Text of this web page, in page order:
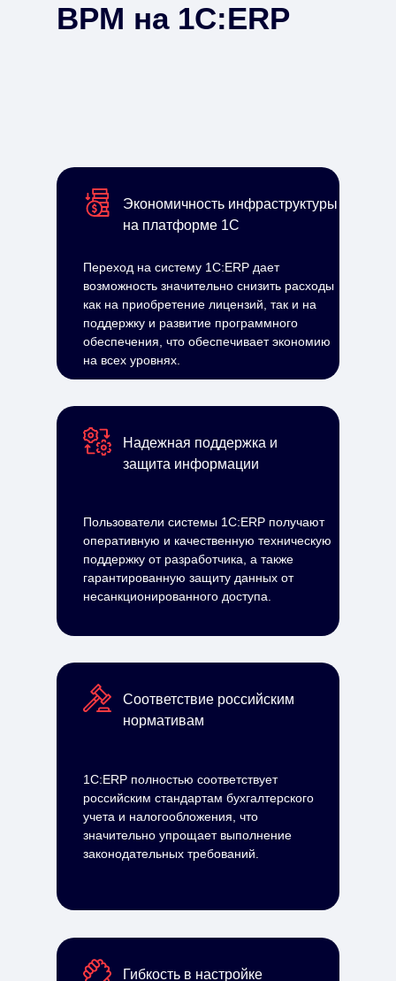
Экономичность инфраструктуры
на платформе 1С
Переход на систему 1С:ERP дает
возможность значительно снизить расходы
как на приобретение лицензий, так и на
поддержку и развитие программного
обеспечения, что обеспечивает экономию
на всех уровнях.
BPM на 1С:ERP
Надежная поддержка и
защита информации
Пользователи системы 1С:ERP получают
оперативную и качественную техническую
поддержку от разработчика, а также
гарантированную защиту данных от
несанкционированного доступа.
Соответствие российским
нормативам
1С:ERP полностью соответствует
российским стандартам бухгалтерского
учета и налогообложения, что
значительно упрощает выполнение
законодательных требований.
Гибкость в настройке